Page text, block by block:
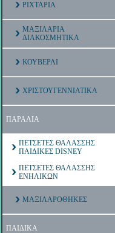
ΡΙΧΤΑΡΙΑ
ΜΑΞΙΛΑΡΙΑ
ΔΙΑΚΟΣΜΗΤΙΚΑ
ΚΟΥΒΕΡΛΙ
ΧΡΙΣΤΟΥΓΕΝΝΙΑΤΙΚΑ
ΠΑΡΑΛΙΑ
ΠΕΤΣΕΤΕΣ ΘΑΛΑΣΣΗΣ
ΠΑΙΔΙΚΕΣ DISNEY
ΠΕΤΣΕΤΕΣ ΘΑΛΑΣΣΗΣ
ΕΝΗΛΙΚΩΝ
ΜΑΞΙΛΑΡΟΘΗΚΕΣ
ΠΑΙΔΙΚΑ